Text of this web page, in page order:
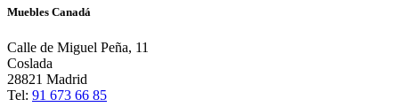
Muebles Canadá
Calle de Miguel Peña, 11
Coslada
28821 Madrid
Tel: 91 673 66 85